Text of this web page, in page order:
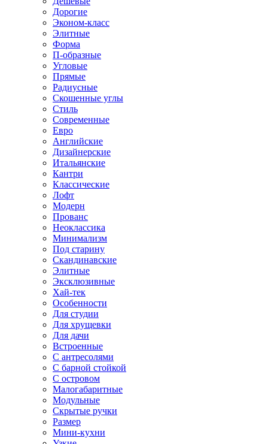
Дорогие
Эконом-класс
Элитные
Форма
П-образные
Угловые
Прямые
Радиусные
Скошенные углы
Стиль
Современные
Евро
Английские
Дизайнерские
Итальянские
Кантри
Классические
Лофт
Модерн
Прованс
Неоклассика
Минимализм
Под старину
Скандинавские
Элитные
Эксклюзивные
Хай-тек
Особенности
Для студии
Для хрущевки
Для дачи
Встроенные
С антресолями
С барной стойкой
С островом
Малогабаритные
Модульные
Скрытые ручки
Размер
Мини-кухни